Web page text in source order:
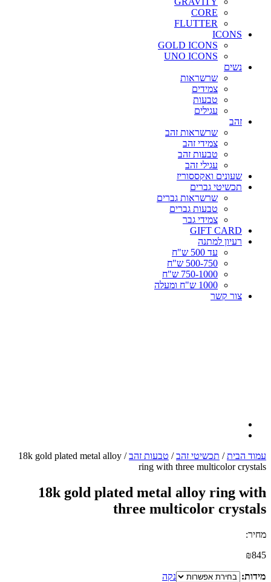
CORE
FLUTTER
ICONS
GOLD ICONS
UNO ICONS
נשים
שרשראות
צמידים
טבעות
עגילים
זהב
שרשראות זהב
צמידי זהב
טבעות זהב
עגילי זהב
שעונים ואקססוריז
תכשיטי גברים
שרשראות גברים
טבעות גברים
צמידי גבר
GIFT CARD
רעיון למתנה
עד 500 ש"ח
500-750 ש"ח
750-1000 ש"ח
1000 ש"ח ומעלה
צור קשר
עמוד הבית/ תכשיטי זהב/ טבעות זהב
/ 18k gold plated metal alloy
ring with three multicolor crystals
18k gold plated metal alloy ring with
three multicolor crystals
מחיר:
₪845
מידות:
נקה